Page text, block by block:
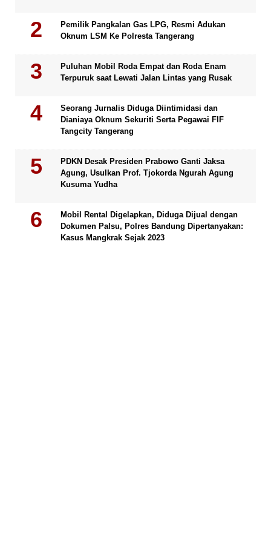
Pemilik Pangkalan Gas LPG, Resmi Adukan
Oknum LSM Ke Polresta Tangerang
Puluhan Mobil Roda Empat dan Roda Enam
Terpuruk saat Lewati Jalan Lintas yang Rusak
Seorang Jurnalis Diduga Diintimidasi dan
Dianiaya Oknum Sekuriti Serta Pegawai FIF
Tangcity Tangerang
PDKN Desak Presiden Prabowo Ganti Jaksa
Agung, Usulkan Prof. Tjokorda Ngurah Agung
Kusuma Yudha
Mobil Rental Digelapkan, Diduga Dijual dengan
Dokumen Palsu, Polres Bandung Dipertanyakan:
Kasus Mangkrak Sejak 2023